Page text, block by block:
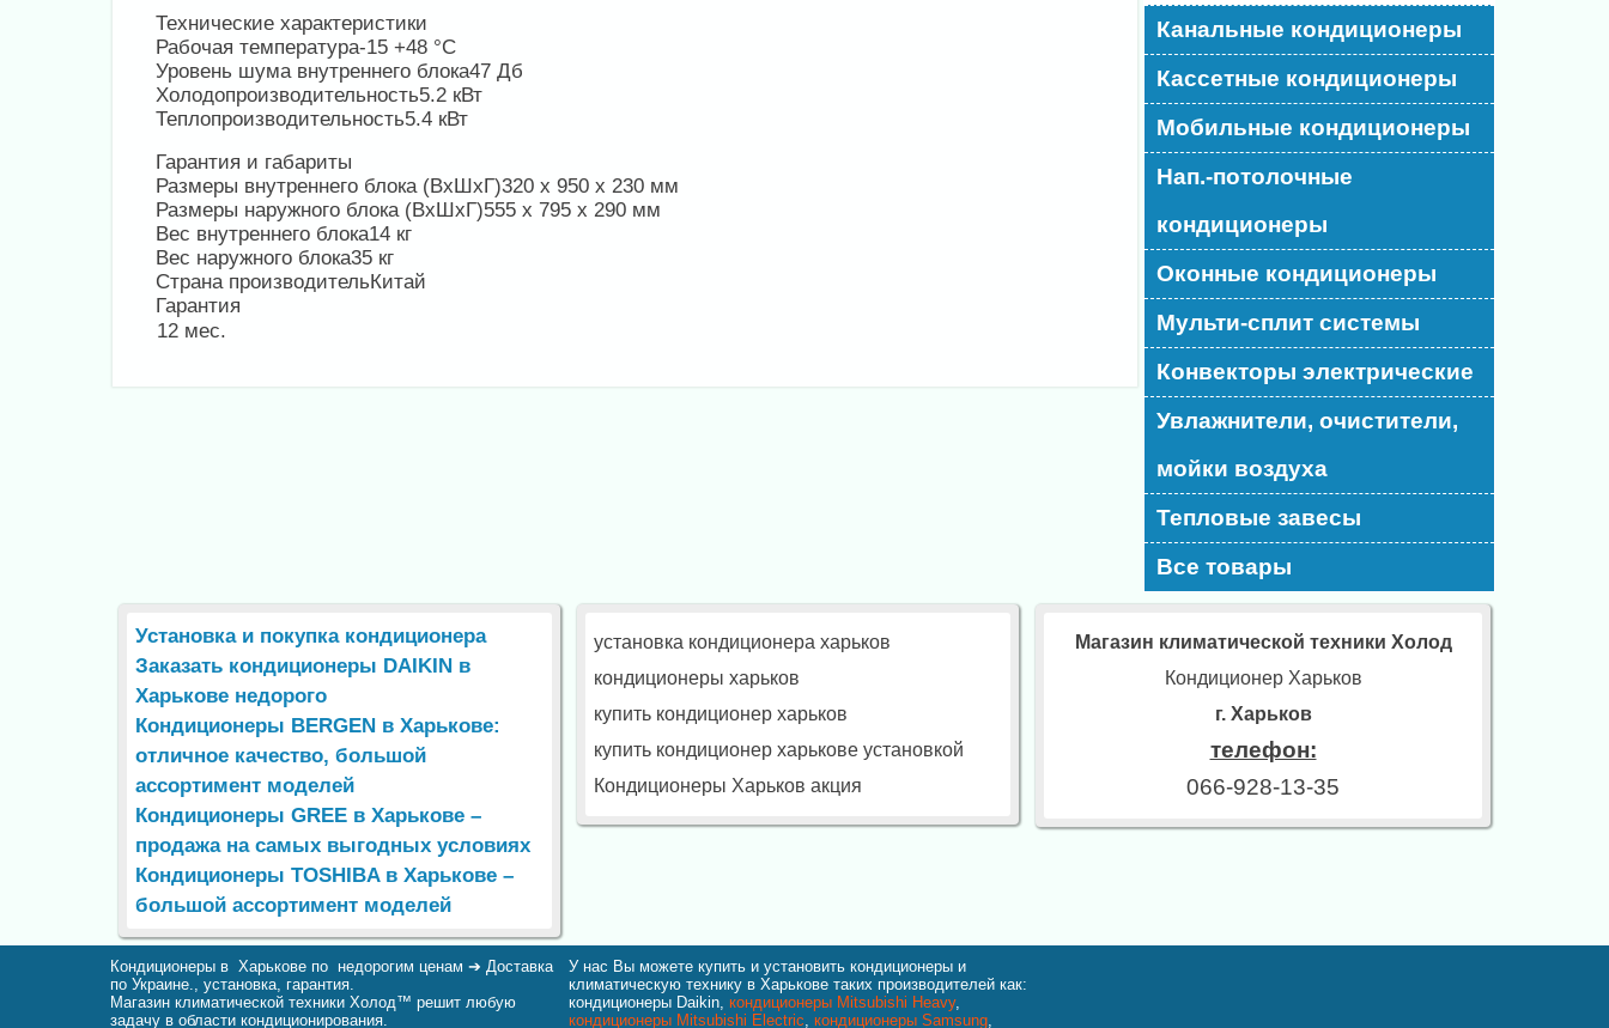
Технические характеристики
Рабочая температура-15 +48 °С
Уровень шума внутреннего блока47 Дб
Холодопроизводительность5.2 кВт
Теплопроизводительность5.4 кВт
Гарантия и габариты
Размеры внутреннего блока (ВхШхГ)320 х 950 х 230 мм
Размеры наружного блока (ВхШхГ)555 х 795 х 290 мм
Вес внутреннего блока14 кг
Вес наружного блока35 кг
Страна производительКитай
Гарантия
12 мес.
Канальные кондиционеры
Кассетные кондиционеры
Мобильные кондиционеры
Нап.-потолочные
кондиционеры
Оконные кондиционеры
Мульти-сплит системы
Конвекторы электрические
Увлажнители, очистители,
мойки воздуха
Тепловые завесы
Все товары
Установка и покупка кондиционера
Заказать кондиционеры DAIKIN в
Харькове недорого
Кондиционеры BERGEN в Харькове:
отличное качество, большой
ассортимент моделей
Кондиционеры GREE в Харькове –
продажа на самых выгодных условиях
Кондиционеры TOSHIBA в Харькове –
большой ассортимент моделей
установка кондиционера харьков
кондиционеры харьков
купить кондиционер харьков
купить кондиционер харькове установкой
Кондиционеры Харьков акция
Магазин климатической техники Холод
Кондиционер Харьков
г. Харьков
телефон:
066-928-13-35
Кондиционеры в Харькове по недорогим ценам ➔ Доставка
по Украине., установка, гарантия.
Магазин климатической техники Холод™ решит любую
задачу в области кондиционирования.
У нас Вы можете купить и установить кондиционеры и
климатическую технику в Харькове таких производителей как:
кондиционеры Daikin, кондиционеры Mitsubishi Heavy,
кондиционеры Mitsubishi Electric, кондиционеры Samsung,